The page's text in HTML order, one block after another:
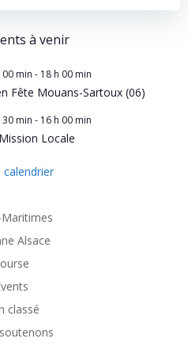
à venir
00 min - 18 h 00 min
Fête Mouans-Sartoux (06)
30 min - 16 h 00 min
Mission Locale
calendrier
Alsace
classé